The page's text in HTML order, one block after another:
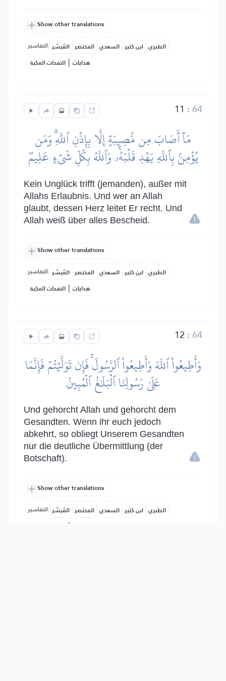
Show other translations
التفاسير: المُيسَّر المختصر السعدي ابن كثير الطبري
النفحات المكية | هدايات
11 :64
مَآ أَصَابَ مِن مُّصِيبَةٍ إِلَّا بِإِذۡنِ ٱللَّهِۗ وَمَن
يُؤۡمِنۢ بِٱللَّهِ يَهۡدِ قَلۡبَهُۥۚ وَٱللَّهُ بِكُلِّ شَيۡءٍ عَلِيمٞ
Kein Unglück trifft (jemanden), außer mit
Allahs Erlaubnis. Und wer an Allah
glaubt, dessen Herz leitet Er recht. Und
Allah weiß über alles Bescheid.
Show other translations
التفاسير: المُيسَّر المختصر السعدي ابن كثير الطبري
النفحات المكية | هدايات
12 :64
وَأَطِيعُواْ ٱللَّهَ وَأَطِيعُواْ ٱلرَّسُولَۚ فَإِن تَوَلَّيۡتُمۡ فَإِنَّمَا
عَلَىٰ رَسُولِنَا ٱلۡبَلَٰغُ ٱلۡمُبِينُ
Und gehorcht Allah und gehorcht dem
Gesandten. Wenn ihr euch jedoch
abkehrt, so obliegt Unserem Gesandten
nur die deutliche Übermittlung (der
Botschaft).
Show other translations
التفاسير: المُيسَّر المختصر السعدي ابن كثير الطبري
|